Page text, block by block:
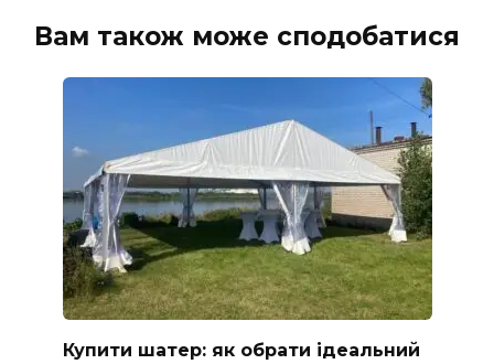
Вам також може сподобатися
Купити шатер: як обрати ідеальний